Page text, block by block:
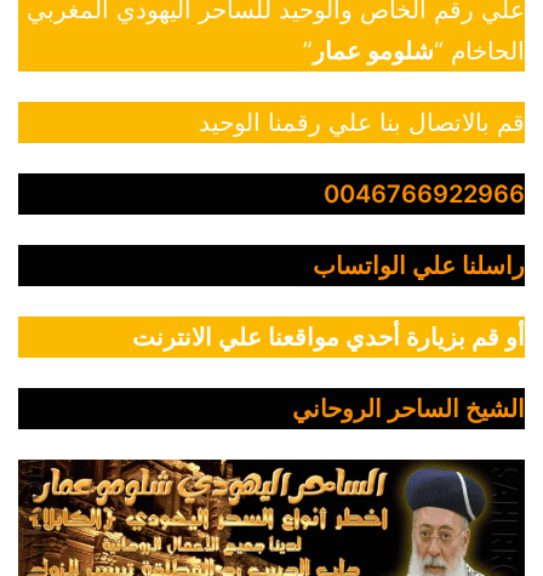
علي رقم الخاص والوحيد للساحر اليهودي المغربي
الحاخام “شلومو عمار ”
قم بالاتصال بنا علي رقمنا الوحيد
0046766922966
راسلنا علي الواتساب
أو قم بزيارة أحدي مواقعنا علي الانترنت
الشيخ الساحر الروحاني